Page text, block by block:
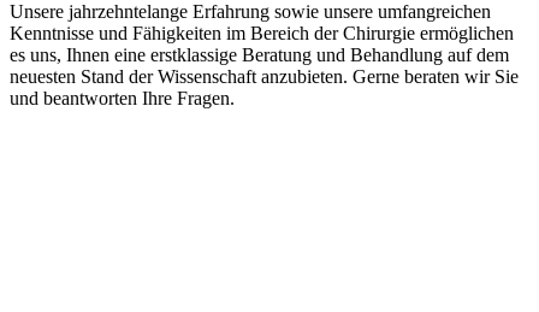
Unsere jahrzehntelange Erfahrung sowie unsere umfangreichen
Kenntnisse und Fähigkeiten im Bereich der Chirurgie ermöglichen
es uns, Ihnen eine erstklassige Beratung und Behandlung auf dem
neuesten Stand der Wissenschaft anzubieten. Gerne beraten wir Sie
und beantworten Ihre Fragen.